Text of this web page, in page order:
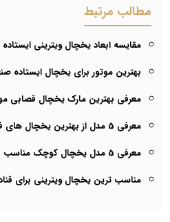
مطالب مرتبط
مقایسه ابعاد یخچال ویترینی
بهترین موتور برای یخچال
معرفی بهترین مارک یخچال قصابی
معرفی 5 مدل از بهترین یخچال های فروشگاهی
معرفی 5 مدل یخچال کوچک مناسب برای منزل و اداره
مناسب ترین یخچال ویترینی برای